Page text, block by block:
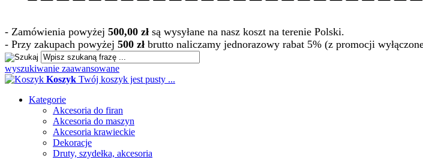
- Zamówienia powyżej 500,00 zł są wysyłane na nasz koszt na terenie Polski.
- Przy zakupach powyżej 500 zł brutto naliczamy jednorazowy rabat 5% (z promocji
wyszukiwanie zaawansowane
Koszyk Twój koszyk jest pusty ...
Kategorie
Akcesoria do firan
Akcesoria do maszyn
Akcesoria krawieckie
Dekoracje
Druty, szydełka, akcesoria